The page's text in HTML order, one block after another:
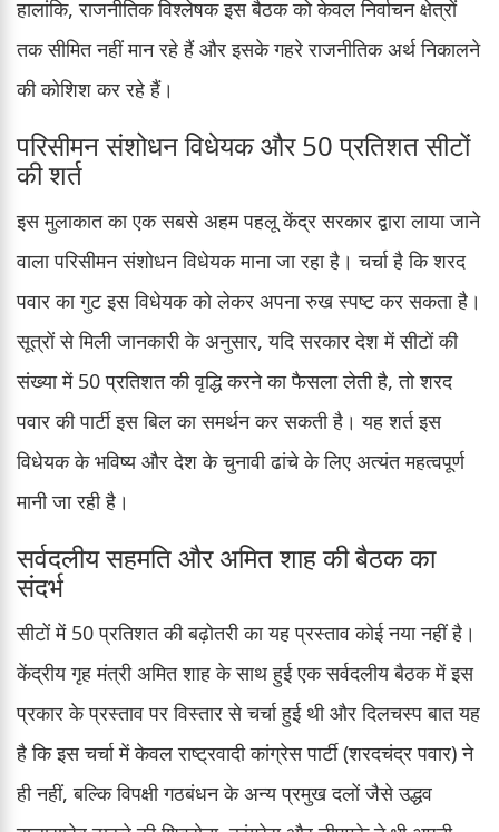
हालांकि, राजनीतिक विश्लेषक इस बैठक को केवल निर्वाचन क्षेत्रों
तक सीमित नहीं मान रहे हैं और इसके गहरे राजनीतिक अर्थ निकालने
की कोशिश कर रहे हैं।
परिसीमन संशोधन विधेयक और 50 प्रतिशत सीटों
की शर्त
इस मुलाकात का एक सबसे अहम पहलू केंद्र सरकार द्वारा लाया जाने
वाला परिसीमन संशोधन विधेयक माना जा रहा है। चर्चा है कि शरद
पवार का गुट इस विधेयक को लेकर अपना रुख स्पष्ट कर सकता है।
सूत्रों से मिली जानकारी के अनुसार, यदि सरकार देश में सीटों की
संख्या में 50 प्रतिशत की वृद्धि करने का फैसला लेती है, तो शरद
पवार की पार्टी इस बिल का समर्थन कर सकती है। यह शर्त इस
विधेयक के भविष्य और देश के चुनावी ढांचे के लिए अत्यंत महत्वपूर्ण
मानी जा रही है।
सर्वदलीय सहमति और अमित शाह की बैठक का
संदर्भ
सीटों में 50 प्रतिशत की बढ़ोतरी का यह प्रस्ताव कोई नया नहीं है।
केंद्रीय गृह मंत्री अमित शाह के साथ हुई एक सर्वदलीय बैठक में इस
प्रकार के प्रस्ताव पर विस्तार से चर्चा हुई थी और दिलचस्प बात यह
है कि इस चर्चा में केवल राष्ट्रवादी कांग्रेस पार्टी (शरदचंद्र पवार) ने
ही नहीं, बल्कि विपक्षी गठबंधन के अन्य प्रमुख दलों जैसे उद्धव